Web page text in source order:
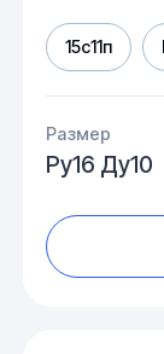
15с11п
Размер
Ру16 Ду10